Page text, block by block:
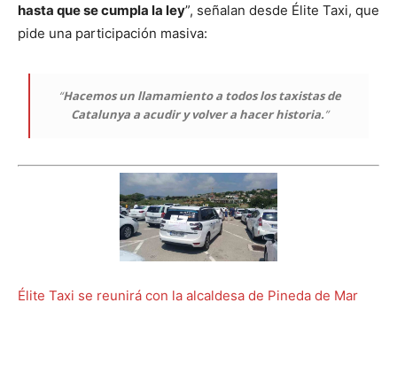
hasta que se cumpla la ley”, señalan desde Élite Taxi, que
pide una participación masiva:
“Hacemos un llamamiento a todos los taxistas de
Catalunya a acudir y volver a hacer historia.”
Élite Taxi se reunirá con la alcaldesa de Pineda de Mar